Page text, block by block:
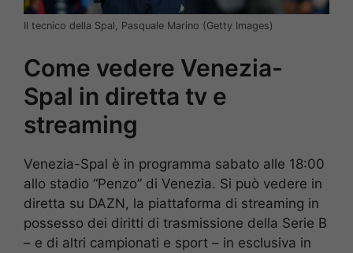
Il tecnico della Spal, Pasquale Marino (Getty Images)
Come vedere Venezia-
Spal in diretta tv e
streaming
Venezia-Spal è in programma sabato alle 18:00
allo stadio “Penzo” di Venezia. Si può vedere in
diretta su DAZN, la piattaforma di streaming in
possesso dei diritti di trasmissione della Serie B
– e di altri campionati e sport – in esclusiva in